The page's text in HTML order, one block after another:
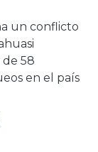
un conflicto
58
en el país